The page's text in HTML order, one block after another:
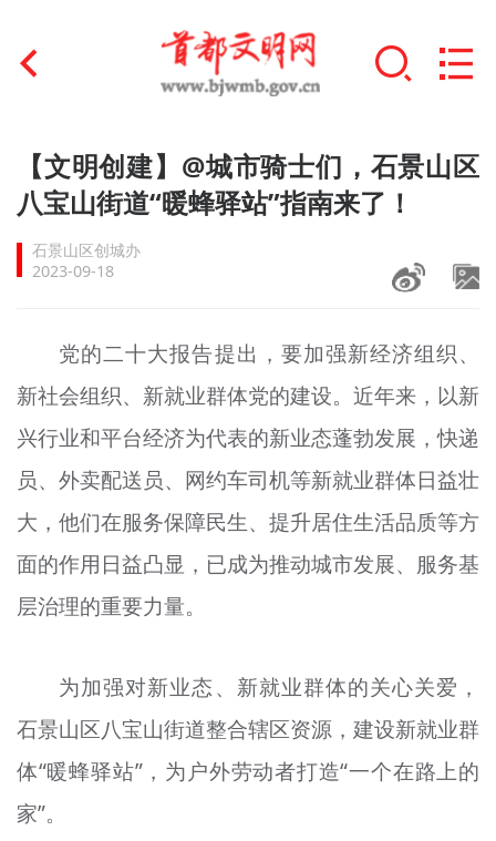
首页
文明创建
文明实践
未成年人思想道德建设
榜样人物
+
身边好人
文明评论
北京宣传文化引导基金
专题
资料库
+
【文明创建】@城市骑士们，石景山区
八宝山街道“暖蜂驿站”指南来了！
石景山区创城办
2023-09-18
党的二十大报告提出，要加强新经济组织、
新社会组织、新就业群体党的建设。近年来，以新
兴行业和平台经济为代表的新业态蓬勃发展，快递
员、外卖配送员、网约车司机等新就业群体日益壮
大，他们在服务保障民生、提升居住生活品质等方
面的作用日益凸显，已成为推动城市发展、服务基
层治理的重要力量。
为加强对新业态、新就业群体的关心关爱，
石景山区八宝山街道整合辖区资源，建设新就业群
体“暖蜂驿站”，为户外劳动者打造“一个在路上的
家”。